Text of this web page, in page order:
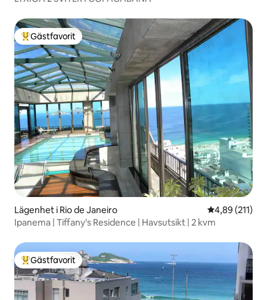
Populär gästfavorit
Gästfavorit
Lägenhet i Rio de Janeiro 4,89 av 5 i
4,89 (211)
Ipanema | Tiffany's Residence | Havsutsikt | 2 kvm
Populär gästfavorit
Gästfavorit